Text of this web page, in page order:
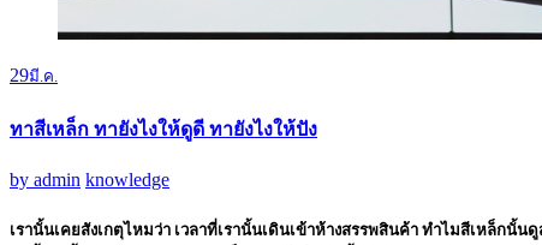
29มี.ค.
ทาสีเหล็ก ทายังไงให้ดูดี ทายังไงให้ปัง
by admin knowledge
เรานั้นเคยสังเกตุไหมว่า เวลาที่เรานั้นเดินเข้าห้างสรรพสินค้า ทำไมสีเหล็กนั้